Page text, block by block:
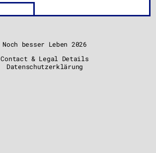
Noch besser Leben 2026
Contact & Legal Details
Datenschutzerklärung